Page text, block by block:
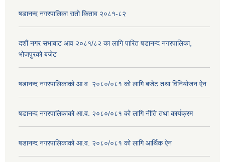
षडानन्द नगरपालिका रातो किताव २०८१-८२
दशौं नगर सभाबाट आव २०८१/८२ का लागि पारित षडानन्द नगरपालिका,
भोजपुरको बजेट
षडानन्द नगरपालिकाको आ.व. २०८०/०८१ को लागि बजेट तथा विनियोजन ऐन
षडानन्द नगरपालिकाको आ.व. २०८०/०८१ को लागि नीति तथा कार्यक्रम
षडानन्द नगरपालिकाको आ.व. २०८०/०८१ को लागि आर्थिक ऐन